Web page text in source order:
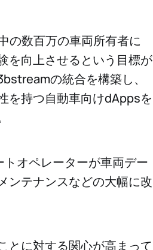
の数百万の車両所有者に
を向上させるという目標が
の統合を構築し、
を持つ自動車向けdAppsを
オペレーターが車両デー
ンテナンスなどの大幅に改
とに対する関心が高まって